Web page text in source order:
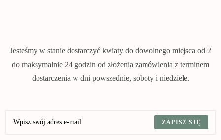
Jesteśmy w stanie dostarczyć kwiaty do dowolnego miejsca od 2
do maksymalnie 24 godzin od złożenia zamówienia z terminem
dostarczenia w dni powszednie, soboty i niedziele.
ZAPISZ SIĘ